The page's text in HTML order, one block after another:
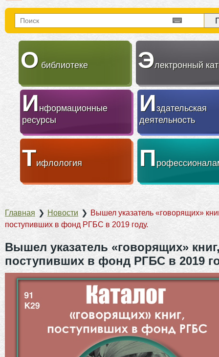
О библиотеке Электронный
Информационные
ресурсы
Издательская
деятельность
Тифлология П
Главная ❯ Новости ❯ Вышел указатель «говорящих»
поступивших в фонд РГБС в 2019 году.
Вышел указатель «говорящих»
поступивших в фонд РГБС в 2019